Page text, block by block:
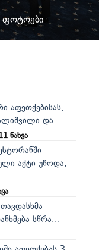
ფოტოები
აფეთქებისას,
და...
ნახვა
აქტი უწოდა,
სწრა...